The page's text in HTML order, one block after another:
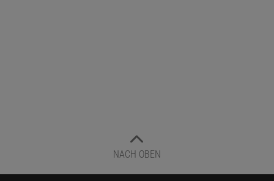
NACH OBEN